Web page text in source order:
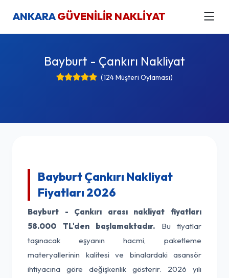
ANKARAGÜVENİLİR NAKLİYAT
Bayburt - Çankırı Nakliyat
(124 Müşteri Oylaması)
Bayburt Çankırı Nakliyat
Fiyatları 2026
Bayburt - Çankırı arası nakliyat fiyatları
58.000 TL'den başlamaktadır. Bu fiyatlar
taşınacak eşyanın hacmi, paketleme
materyallerinin kalitesi ve binalardaki asansör
ihtiyacına göre değişkenlik gösterir. 2026 yılı